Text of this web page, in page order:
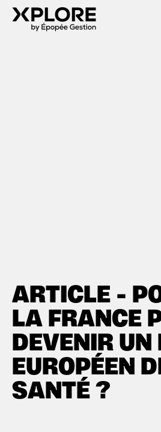
ARTICLE -
LA FRANCE
DEVENIR UN
EUROPÉEN
SANTÉ ?